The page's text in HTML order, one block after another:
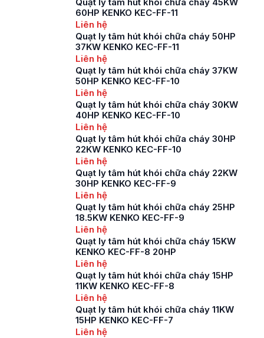
60HP KENKO KEC-FF-11
Liên hệ
Quạt ly tâm hút khói chữa cháy 50HP
37KW KENKO KEC-FF-11
Liên hệ
Quạt ly tâm hút khói chữa cháy 37KW
50HP KENKO KEC-FF-10
Liên hệ
Quạt ly tâm hút khói chữa cháy 30KW
40HP KENKO KEC-FF-10
Liên hệ
Quạt ly tâm hút khói chữa cháy 30HP
22KW KENKO KEC-FF-10
Liên hệ
Quạt ly tâm hút khói chữa cháy 22KW
30HP KENKO KEC-FF-9
Liên hệ
Quạt ly tâm hút khói chữa cháy 25HP
18.5KW KENKO KEC-FF-9
Liên hệ
Quạt ly tâm hút khói chữa cháy 15KW
KENKO KEC-FF-8 20HP
Liên hệ
Quạt ly tâm hút khói chữa cháy 15HP
11KW KENKO KEC-FF-8
Liên hệ
Quạt ly tâm hút khói chữa cháy 11KW
15HP KENKO KEC-FF-7
Liên hệ